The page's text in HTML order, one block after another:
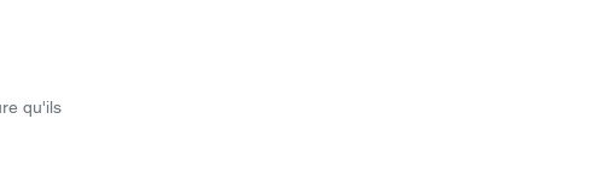
qu'ils